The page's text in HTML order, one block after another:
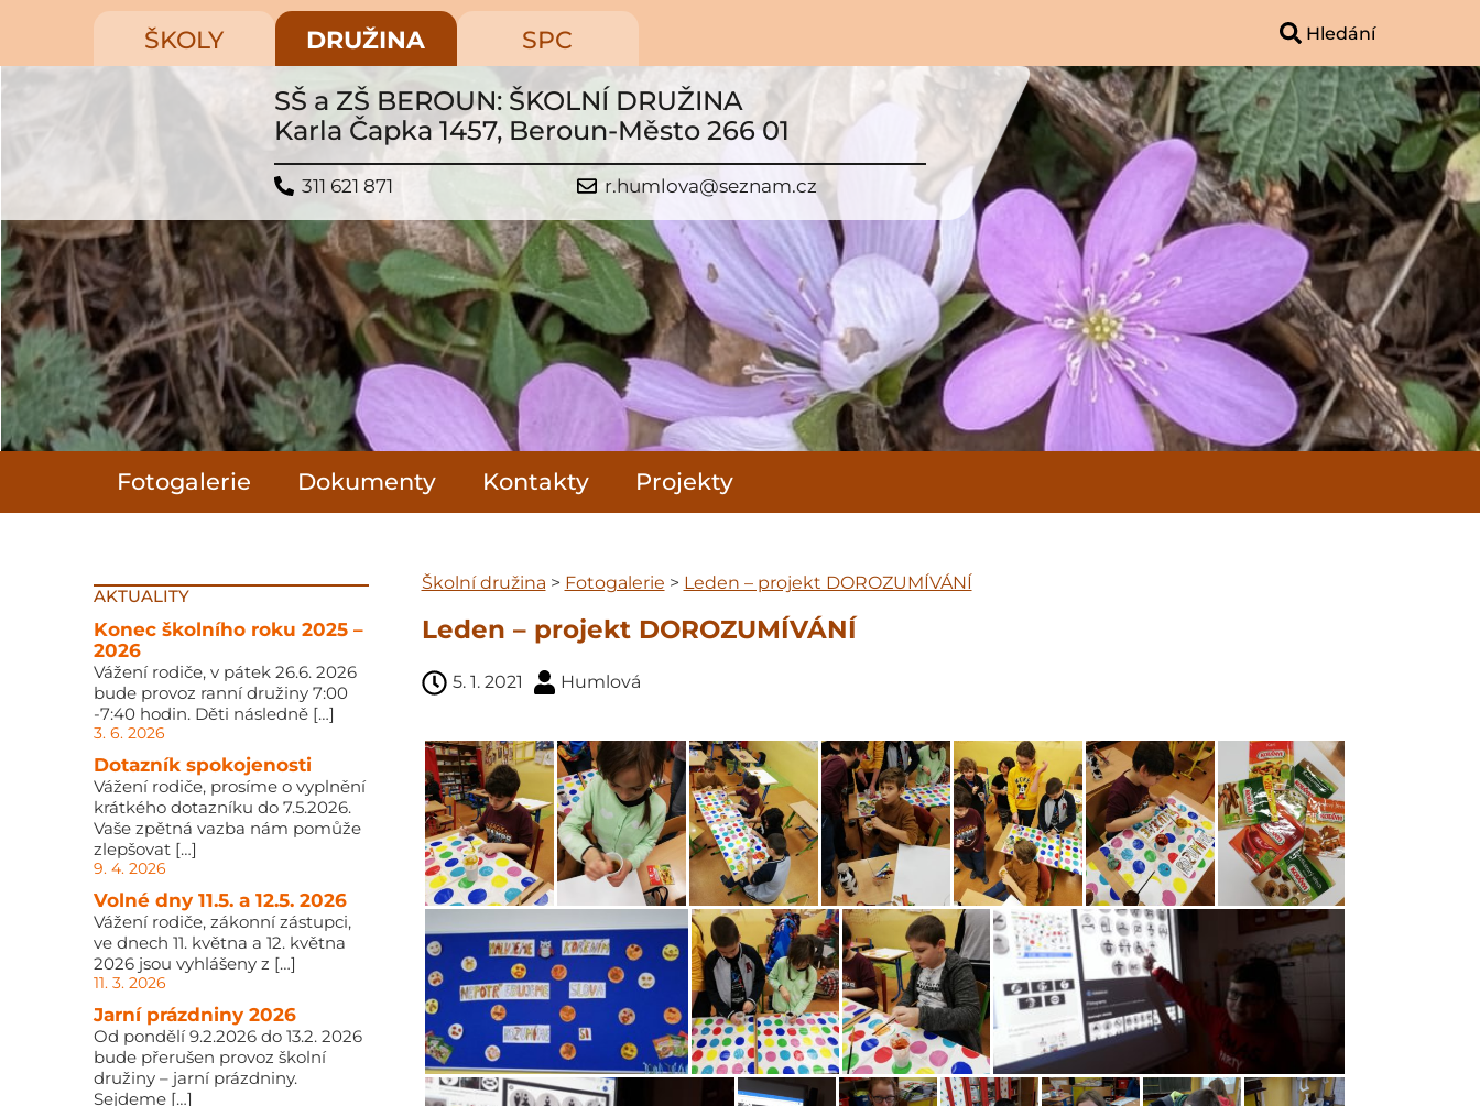
ŠKOLY DRUŽINA SPC
SŠ a ZŠ BEROUN: ŠKOLNÍ DRUŽINA
Karla Čapka 1457, Beroun-Město 266 01
311 621 871 r.humlova@seznam.cz
Fotogalerie Dokumenty Kontakty Projekty
AKTUALITY
Konec školního roku 2025 –
2026
Vážení rodiče, v pátek 26.6. 2026
bude provoz ranní družiny 7:00
-7:40 hodin. Děti následně […]
3. 6. 2026
Dotazník spokojenosti
Vážení rodiče, prosíme o vyplnění
krátkého dotazníku do 7.5.2026.
Vaše zpětná vazba nám pomůže
zlepšovat […]
9. 4. 2026
Volné dny 11.5. a 12.5. 2026
Vážení rodiče, zákonní zástupci,
ve dnech 11. května a 12. května
2026 jsou vyhlášeny z […]
11. 3. 2026
Jarní prázdniny 2026
Od pondělí 9.2.2026 do 13.2. 2026
bude přerušen provoz školní
družiny – jarní prázdniny.
Sejdeme […]
Školní družina > Fotogalerie > Leden – projekt DOROZUMÍVÁNÍ
Leden – projekt DOROZUMÍVÁNÍ
5. 1. 2021 Humlová